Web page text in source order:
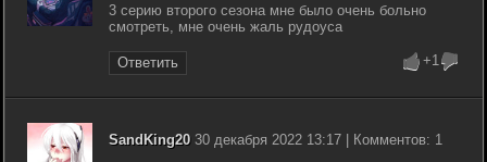
3 серию второго сезона мне было очень больно
смотреть, мне очень жаль рудоуса
Ответить +1
SandKing2030 декабря 2022 13:17 | Комментов: 1